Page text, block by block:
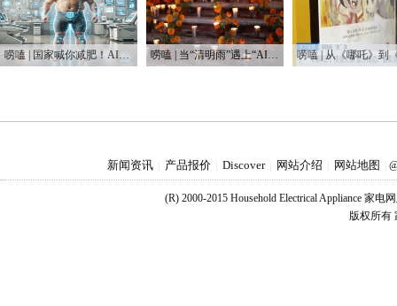
唠嗑 | 国家喊你减肥！AI教练真能让你躺瘦？ 唠嗑 | 当“清明雨”遇上“AI风” 科技如何重塑我们生活？
新闻资讯 产品报价 Discover 网站介绍 网站地图
(R) 2000-2015 Household Electrical Appliance 家电
版权所有